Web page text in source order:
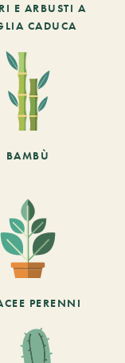
E ARBUSTI A
CADUCA
BAMBÙ
PERENNI